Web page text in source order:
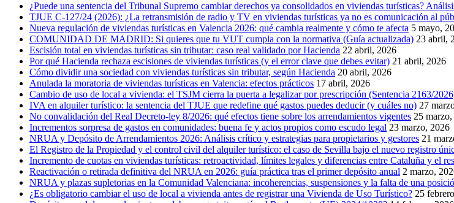
¿Puede una sentencia del Tribunal Supremo cambiar derechos ya consolidados en viviendas turísticas?
TJUE C-127/24 (2026): ¿La retransmisión de radio y TV en viviendas turísticas ya no es comunicación al
Nueva regulación de viviendas turísticas en Valencia 2026: qué cambia realmente y cómo te afecta 5 mayo,
COMUNIDAD DE MADRID: Si quieres que tu VUT cumpla con la normativa (Guía actualizada) 23 abril,
Escisión total en viviendas turísticas sin tributar: caso real validado por Hacienda 22 abril, 2026
Por qué Hacienda rechaza escisiones de viviendas turísticas (y el error clave que debes evitar) 21 abril, 2026
Cómo dividir una sociedad con viviendas turísticas sin tributar, según Hacienda 20 abril, 2026
Anulada la moratoria de viviendas turísticas en Valencia: efectos prácticos 17 abril, 2026
Cambio de uso de local a vivienda: el TSJM cierra la puerta a legalizar por prescripción (Sentencia 2163/
IVA en alquiler turístico: la sentencia del TJUE que redefine qué gastos puedes deducir (y cuáles no) 27
No convalidación del Real Decreto-ley 8/2026: qué efectos tiene sobre los arrendamientos vigentes 25
Incrementos sorpresa de gastos en comunidades: buena fe y actos propios como escudo legal 23 marzo, 2026
NRUA y Depósito de Arrendamientos 2026: Análisis crítico y estrategias para propietarios y gestores 21
El Registro de la Propiedad y el control civil del alquiler turístico: el caso de Sevilla bajo el nuevo registro
Incremento de cuotas en viviendas turísticas: retroactividad, límites legales y diferencias entre Cataluña y el
Reactivación o retirada definitiva del NRUA en 2026: guía práctica tras el primer depósito anual 2 marzo,
NRUA y plazas supletorias en la Comunidad Valenciana: incoherencias, suspensiones y la falta de una
¿Es obligatorio cambiar el uso de local a vivienda antes de registrar una Vivienda de Uso Turístico? 25